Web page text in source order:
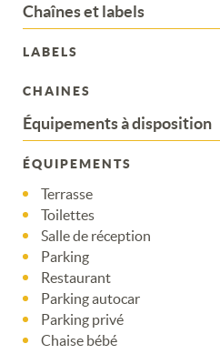
Chaînes et labels
LABELS
CHAINES
Équipements à disposition
ÉQUIPEMENTS
Terrasse
Toilettes
Salle de réception
Parking
Restaurant
Parking autocar
Parking privé
Chaise bébé